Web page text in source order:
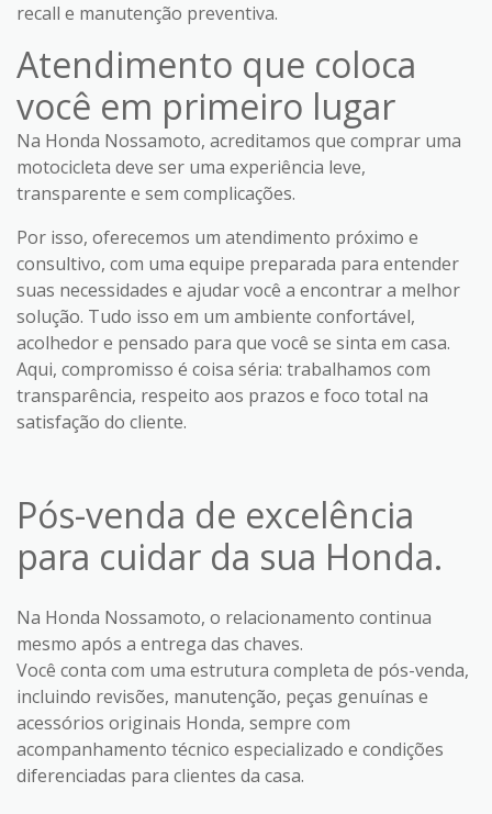
recall e manutenção preventiva.
Atendimento que coloca
você em primeiro lugar
Na Honda Nossamoto, acreditamos que comprar uma
motocicleta deve ser uma experiência leve,
transparente e sem complicações.
Por isso, oferecemos um atendimento próximo e
consultivo, com uma equipe preparada para entender
suas necessidades e ajudar você a encontrar a melhor
solução. Tudo isso em um ambiente confortável,
acolhedor e pensado para que você se sinta em casa.
Aqui, compromisso é coisa séria: trabalhamos com
transparência, respeito aos prazos e foco total na
satisfação do cliente.
Pós-venda de excelência
para cuidar da sua Honda.
Na Honda Nossamoto, o relacionamento continua
mesmo após a entrega das chaves.
Você conta com uma estrutura completa de pós-venda,
incluindo revisões, manutenção, peças genuínas e
acessórios originais Honda, sempre com
acompanhamento técnico especializado e condições
diferenciadas para clientes da casa.